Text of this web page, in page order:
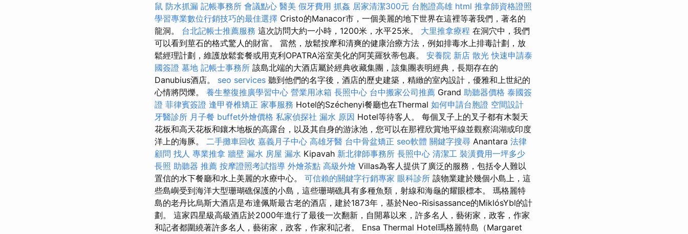
鼠 防水抓漏 記帳事務所 會議點心 醫美 假牙費用 抓姦 居家清潔300元 台胞證高雄 html 推拿師資格證照
學習專業數位行銷技巧的最佳選擇 Cristo的Manacor市，一個美麗的地下世界在這裡等著我們，著名的
龍洞。 台北記帳士推薦服務 這次訪問大約一小時，1200米，水平25米。 大里推拿療程 在洞穴中，我們
可以看到莖石的格式驚人的財富。 當然，放鬆按摩和清爽的健康治療方法，例如排毒水上排毒計劃，放
鬆經理計劃，維護放鬆套餐或用克利OPATRA浴室美化的阿芙羅狄蒂包裹。 安養院 新店 散光 快速申請泰
國簽證 墓地 記帳士事務所 該島北端的大酒店屬於經典收藏集團，該集團表明經典，長期存在的
Danubius酒店。 seo services 聽到他們的名字後，酒店的歷史建築，精緻的室內設計，優雅和上世紀的
心情將閃爍。 養生整復推廣學習中心 營業用冰箱 長照中心 台中搬家公司推薦 Grand 助聽器價格 泰國簽
證 菲律賓簽證 逢甲脊椎矯正 家事服務 Hotel的Széchenyi餐廳也在Thermal 如何申請台胞證 空間設計
牙醫診所 月子餐 buffet外燴價格 私家偵探社 漏水 原因 Hotel等待客人。 每個叉子上的叉子都有木製天
花板和高天花板和鑲木地板的高露台，以及其自身的游泳池，您可以在那裡欣賞地平線並觀察潟湖或印度
洋上的海豚。 二手攤車回收 嘉義月子中心 高雄牙醫 台中骨盆矯正 seo軟體 關鍵字搜尋 Anantara 法律
顧問 找人 專業推拿 牆壁 漏水 房屋 漏水 Kipavah 新北律師事務所 長照中心 清潔工 裝潢費用一坪多少
長照 助聽器 推薦 按摩證照考試指導 外燴茶點 高級外燴 Villas為客人提供了廣泛的服務，包括令人難以
置信的水下餐廳和水上美麗的水療中心。 可信賴的關鍵字行銷專家 眼科診所 該物業建於幾個小島上，這
些島嶼受到海洋大型珊瑚礁保護的小島，這些珊瑚礁具有多種魚類，射線和海龜的耀眼標本。 瑪格麗特
島的老丹比烏斯大酒店是布達佩斯最古老的酒店，建於1873年，基於Neo-Risisassance的MiklósYbl的計
劃。 這家四星級高級酒店於2000年進行了最後一次翻新，自開幕以來，許多名人，藝術家，政客，作家
和記者都圍繞著許多名人，藝術家，政客，作家和記者。 Ensa Thermal Hotel瑪格麗特島（Margaret